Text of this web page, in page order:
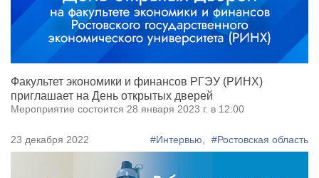
Факультет экономики и финансов РГЭУ (РИНХ)
приглашает на День открытых дверей
Мероприятие состоится 28 января 2023 г. в 12:00
23 декабря 2022 #Интервью, #Ростовская область